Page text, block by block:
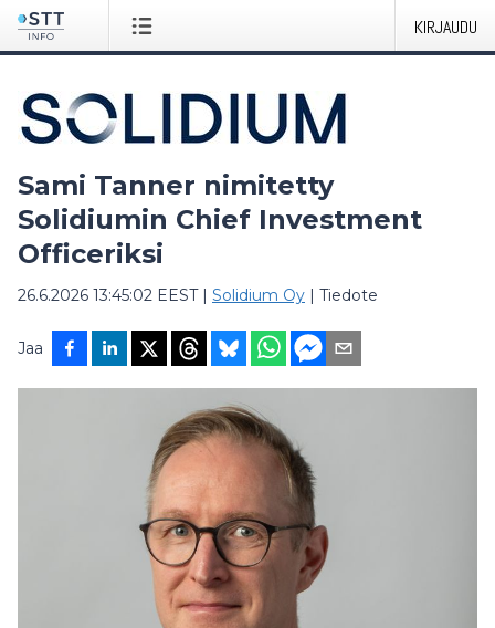
KIRJAUDU
Sami Tanner nimitetty
Solidiumin Chief Investment
Officeriksi
26.6.2026 13:45:02 EEST| Solidium Oy | Tiedote
Jaa